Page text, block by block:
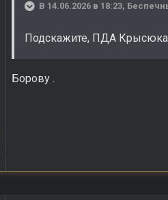
В 14.06.2026 в 18:23,
Подскажите, ПДА
Борову .